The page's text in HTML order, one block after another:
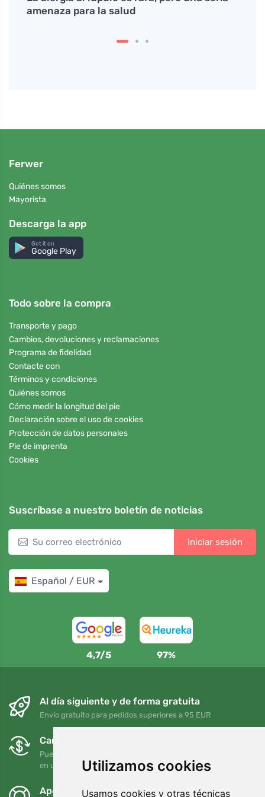
Utilizamos cookies
Usamos cookies y otras técnicas
amenaza para la salud
Ferwer
Quiénes somos
Mayorista
Descarga la app
Get it on
Google Play
Todo sobre la compra
Transporte y pago
Cambios, devoluciones y reclamaciones
Programa de fidelidad
Contacte con
Términos y condiciones
Quiénes somos
Cómo medir la longitud del pie
Declaración sobre el uso de cookies
Protección de datos personales
Pie de imprenta
Cookies
Suscríbase a nuestro boletín de noticias
Iniciar sesión
Español / EUR
4,7/5 97%
Al día siguiente y de forma gratuita
Envío gratuito para pedidos superiores a 95 EUR
Cambios y devoluciones gratuitos
Puede devolver o cambiar su pedido en cualquier momento
en un plazo de 90 días
Apoyamos a Trees.org